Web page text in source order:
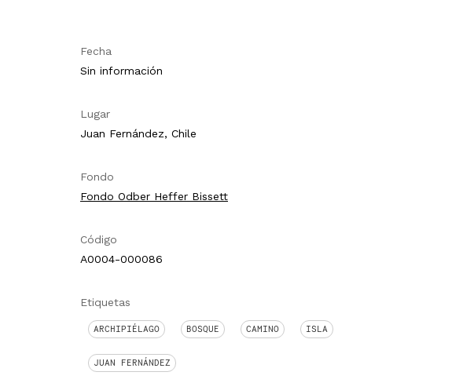
Fecha
Sin información
Lugar
Juan Fernández, Chile
Fondo
Fondo Odber Heffer Bissett
Código
A0004-000086
Etiquetas
ARCHIPIÉLAGO BOSQUE CAMINO ISLA
JUAN FERNÁNDEZ